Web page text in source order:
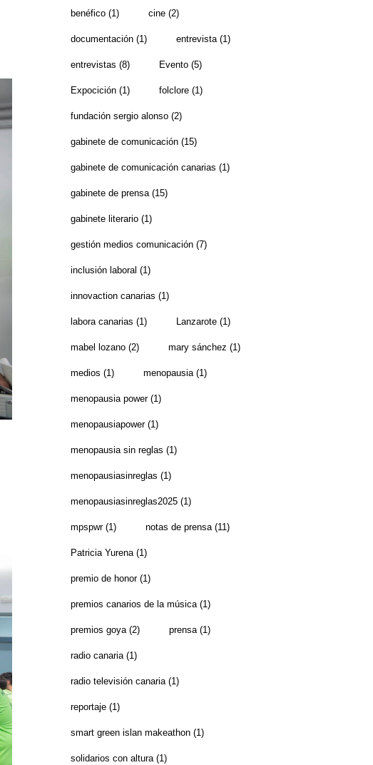
benéfico (1) cine (2)
documentación (1) entrevista(1)
entrevistas (8) Evento (5)
Expocición (1) folclore (1)
fundación sergio alonso (2)
gabinete de comunicación (15)
gabinete de comunicación canarias (1)
gabinete de prensa(15)
gabinete literario (1)
gestión medios comunicación (7)
inclusión laboral (1)
innovaction canarias (1)
labora canarias (1) Lanzarote (1)
mabel lozano (2) mary sánchez (1)
medios (1) menopausia(1)
menopausia power(1)
menopausiapower(1)
menopausia sin reglas (1)
menopausiasinreglas (1)
menopausiasinreglas2025 (1)
mpspwr(1) notas de prensa(11)
Patricia Yurena(1)
premio de honor(1)
premios canarios de la música(1)
premios goya(2) prensa(1)
radio canaria(1)
radio televisión canaria(1)
reportaje (1)
smart green islan makeathon (1)
solidarios con altura(1)